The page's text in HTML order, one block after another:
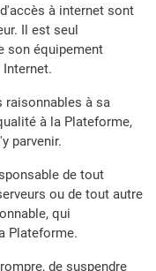
à internet sont
Il est seul
son équipement
raisonnables à sa
à la Plateforme,
parvenir.
de tout
ou de tout autre
qui
Plateforme.
de suspendre